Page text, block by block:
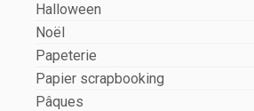
Halloween
Noël
Papeterie
Papier scrapbooking
Pâques